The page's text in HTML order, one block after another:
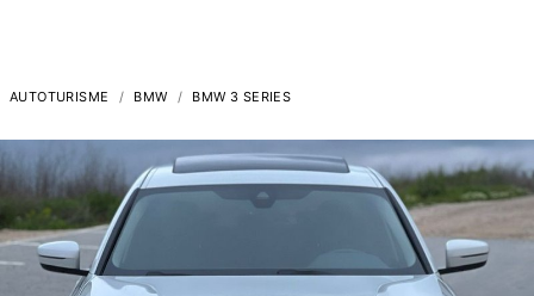
AUTOTURISME BMW BMW 3 SERIES